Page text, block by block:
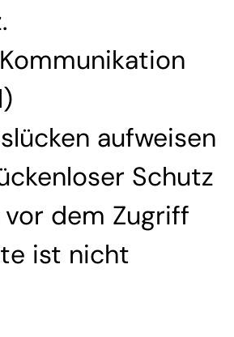
aufweisen
Schutz
dem Zugriff
ist nicht